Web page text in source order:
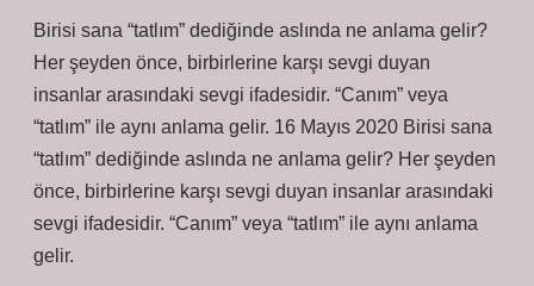
Birisi sana “tatlım” dediğinde aslında ne anlama gelir?
Her şeyden önce, birbirlerine karşı sevgi duyan
insanlar arasındaki sevgi ifadesidir. “Canım” veya
“tatlım” ile aynı anlama gelir. 16 Mayıs 2020 Birisi sana
“tatlım” dediğinde aslında ne anlama gelir? Her şeyden
önce, birbirlerine karşı sevgi duyan insanlar arasındaki
sevgi ifadesidir. “Canım” veya “tatlım” ile aynı anlama
gelir.